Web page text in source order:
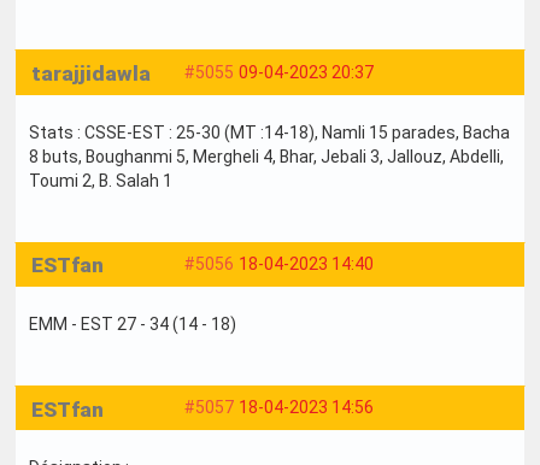
#5055 09-04-2023 20:37
tarajjidawla
Stats : CSSE-EST : 25-30 (MT :14-18), Namli 15 parades, Bacha
8 buts, Boughanmi 5, Mergheli 4, Bhar, Jebali 3, Jallouz, Abdelli,
Toumi 2, B. Salah 1
#5056 18-04-2023 14:40
ESTfan
EMM - EST 27 - 34 (14 - 18)
#5057 18-04-2023 14:56
ESTfan